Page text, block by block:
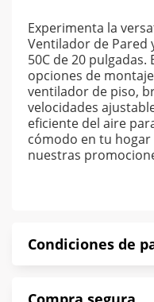
Experimenta la
Ventilador de Pared
50C de 20
opciones de
ventilador de piso,
velocidades
eficiente del aire
cómodo en tu hogar
nuestras
Condiciones de